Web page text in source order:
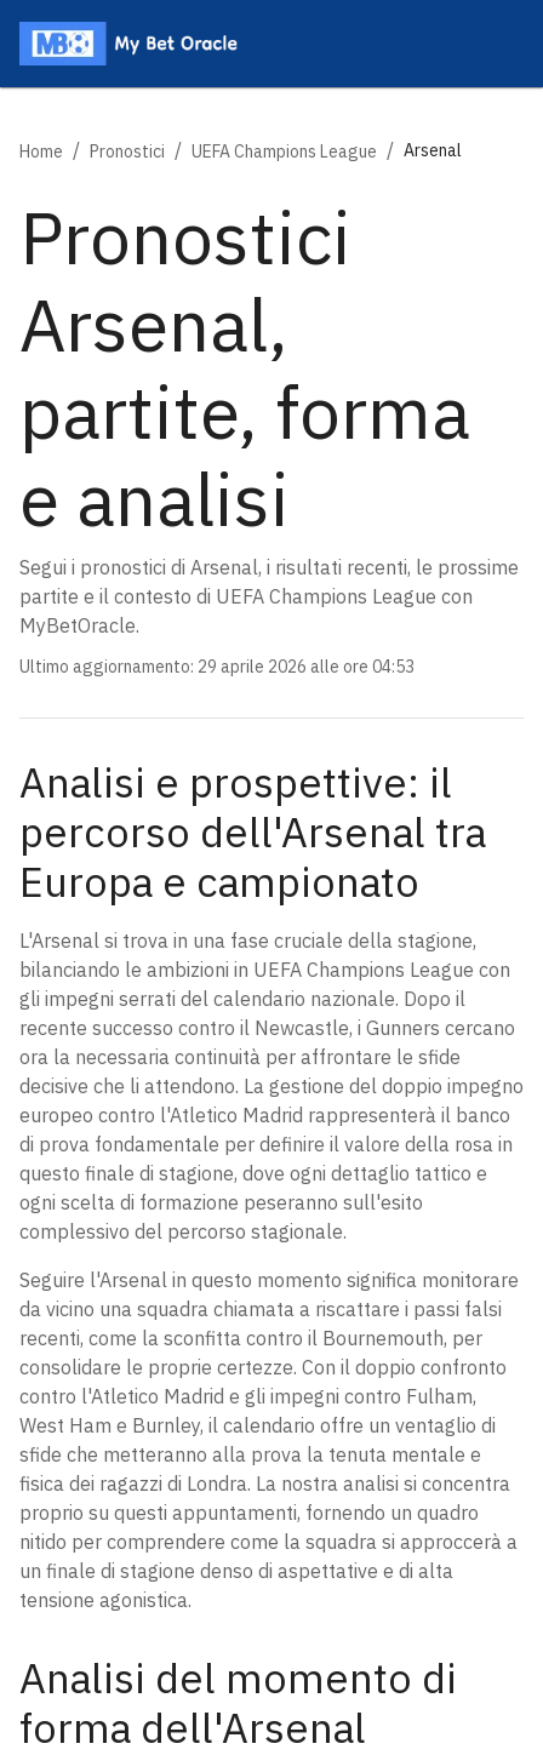
Home / Pronostici / UEFA Champions League / Arsenal
Pronostici
Arsenal,
partite, forma
e analisi
Segui i pronostici di Arsenal, i risultati recenti, le prossime
partite e il contesto di UEFA Champions League con
MyBetOracle.
Ultimo aggiornamento: 29 aprile 2026 alle ore 04:53
Analisi e prospettive: il
percorso dell'Arsenal tra
Europa e campionato
L'Arsenal si trova in una fase cruciale della stagione,
bilanciando le ambizioni in UEFA Champions League con
gli impegni serrati del calendario nazionale. Dopo il
recente successo contro il Newcastle, i Gunners cercano
ora la necessaria continuità per affrontare le sfide
decisive che li attendono. La gestione del doppio impegno
europeo contro l'Atletico Madrid rappresenterà il banco
di prova fondamentale per definire il valore della rosa in
questo finale di stagione, dove ogni dettaglio tattico e
ogni scelta di formazione peseranno sull'esito
complessivo del percorso stagionale.
Seguire l'Arsenal in questo momento significa monitorare
da vicino una squadra chiamata a riscattare i passi falsi
recenti, come la sconfitta contro il Bournemouth, per
consolidare le proprie certezze. Con il doppio confronto
contro l'Atletico Madrid e gli impegni contro Fulham,
West Ham e Burnley, il calendario offre un ventaglio di
sfide che metteranno alla prova la tenuta mentale e
fisica dei ragazzi di Londra. La nostra analisi si concentra
proprio su questi appuntamenti, fornendo un quadro
nitido per comprendere come la squadra si approccerà a
un finale di stagione denso di aspettative e di alta
tensione agonistica.
Analisi del momento di
forma dell'Arsenal